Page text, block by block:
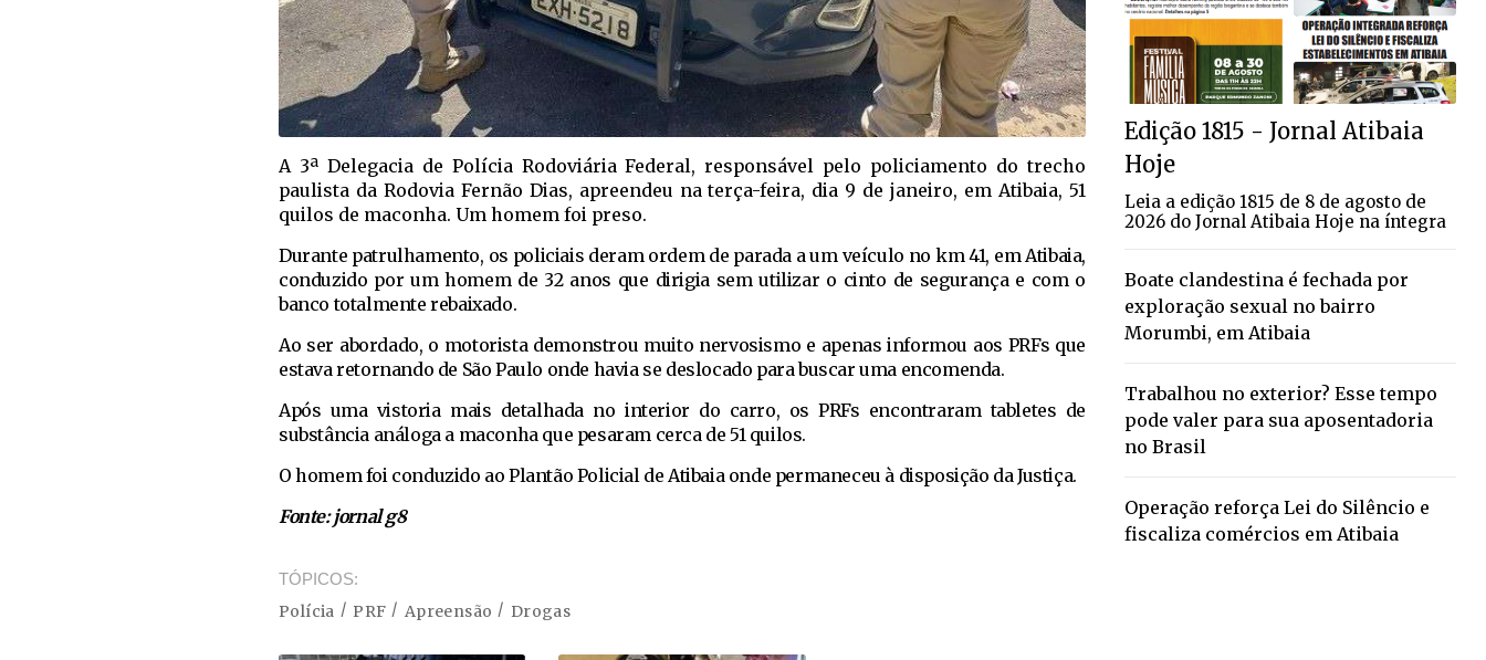
A 3ª Delegacia de Polícia Rodoviária Federal, responsável pelo policiamento do trecho
paulista da Rodovia Fernão Dias, apreendeu na terça-feira, dia 9 de janeiro, em Atibaia, 51
quilos de maconha. Um homem foi preso.
Durante patrulhamento, os policiais deram ordem de parada a um veículo no km 41, em Atibaia,
conduzido por um homem de 32 anos que dirigia sem utilizar o cinto de segurança e com o
banco totalmente rebaixado.
Ao ser abordado, o motorista demonstrou muito nervosismo e apenas informou aos PRFs que
estava retornando de São Paulo onde havia se deslocado para buscar uma encomenda.
Após uma vistoria mais detalhada no interior do carro, os PRFs encontraram tabletes de
substância análoga a maconha que pesaram cerca de 51 quilos.
O homem foi conduzido ao Plantão Policial de Atibaia onde permaneceu à disposição da Justiça.
Fonte: jornal g8
TÓPICOS
Polícia PRF Apreensão Drogas
Edição 1815 - Jornal Atibaia
Hoje
Leia a edição 1815 de 8 de agosto de
2026 do Jornal Atibaia Hoje na íntegra
Boate clandestina é fechada por
exploração sexual no bairro
Morumbi, em Atibaia
Trabalhou no exterior? Esse tempo
pode valer para sua aposentadoria
no Brasil
Operação reforça Lei do Silêncio e
fiscaliza comércios em Atibaia